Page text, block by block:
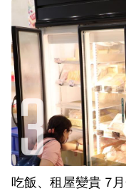
吃飯、租屋變貴 7